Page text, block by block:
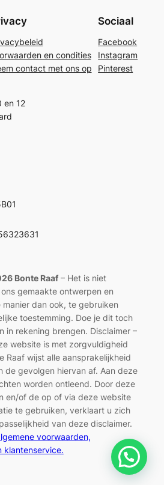
en condities
contact met ons op
Sociaal
Facebook
Instagram
Pinterest
en 12
Bonte Raaf– Het is niet
gemaakte ontwerpen en
dan ook, te gebruiken
toestemming. Doe je dit toch
in rekening brengen. Disclaimer –
website is met zorgvuldigheid
Raaf wijst alle aansprakelijkheid
de gevolgen hiervan af. Aan deze
worden ontleend. Door deze
en/of de op of via deze website
te gebruiken, verklaart u zich
van deze disclaimer.
voorwaarden,
klantenservice.